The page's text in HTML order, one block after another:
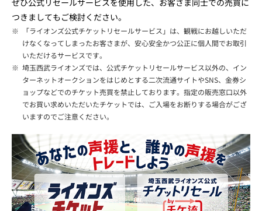
つきましてもご検討ください。
※
「ライオンズ公式チケットリセールサービス」は、観戦にお越しいただ
けなくなってしまったお客さまが、安心安全かつ公正に個人間でお取引
いただけるサービスです。
※ 埼玉西武ライオンズでは、公式チケットリセールサービス以外の、イン
ターネットオークションをはじめとする二次流通サイトやSNS、金券シ
ョップなどでのチケット売買を禁止しております。指定の販売窓口以外
でお買い求めいただいたチケットでは、ご入場をお断りする場合がござ
いますのでご注意ください。